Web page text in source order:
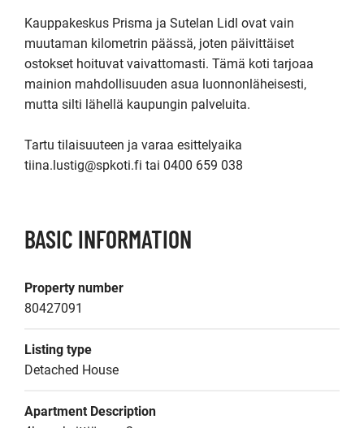
Kauppakeskus Prisma ja Sutelan Lidl ovat vain
muutaman kilometrin päässä, joten päivittäiset
ostokset hoituvat vaivattomasti. Tämä koti tarjoaa
mainion mahdollisuuden asua luonnonläheisesti,
mutta silti lähellä kaupungin palveluita.
Tartu tilaisuuteen ja varaa esittelyaika
tiina.lustig@spkoti.fi tai 0400 659 038
BASIC INFORMATION
Property number
80427091
Listing type
Detached House
Apartment Description